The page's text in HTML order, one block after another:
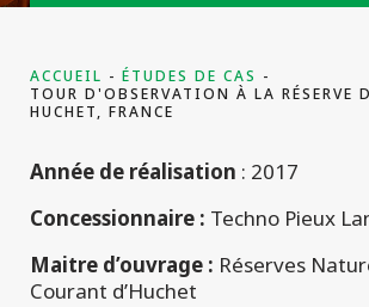
ACCUEIL
ÉTUDES DE CAS
TOUR D'OBSERVATION À LA RÉSERVE
HUCHET, FRANCE
Année de réalisation : 2017
Concessionnaire : Techno Pieux
Maitre d’ouvrage : Réserves
Courant d’Huchet